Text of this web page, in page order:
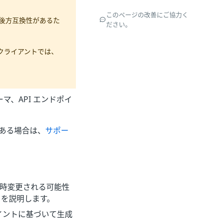
方互換性があるた
イアントでは、
、API エンドポイ
場合は、 サポー
変更される可能性
説明します。
トに基づいて生成
このページの改善にご協力く
ださい。